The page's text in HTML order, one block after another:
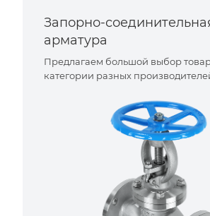
Запорно-
арматура
Предлагаем большой выбор
категории разных